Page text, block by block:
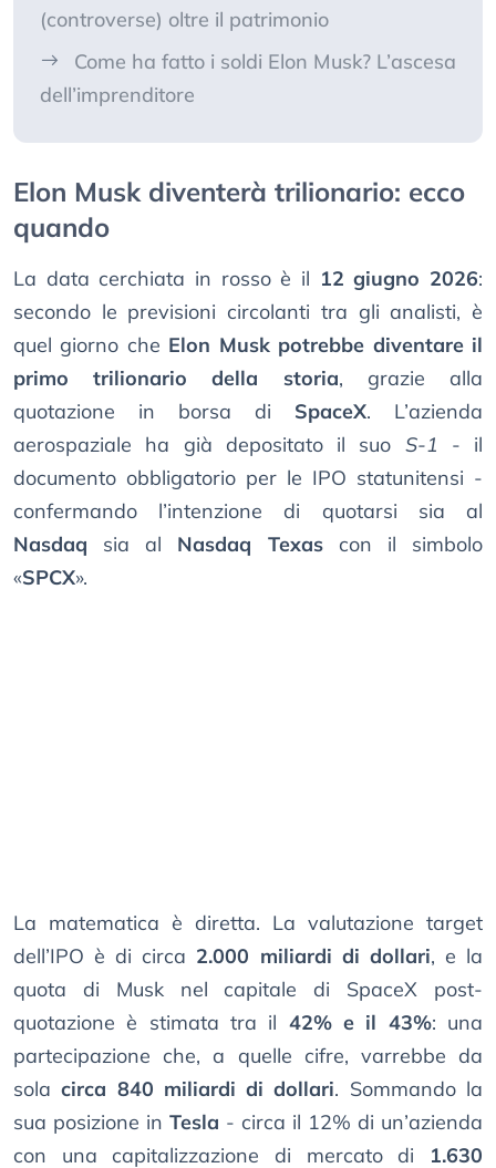
(controverse) oltre il patrimonio
Come ha fatto i soldi Elon Musk? L’ascesa
dell’imprenditore
Elon Musk diventerà trilionario: ecco
quando
La data cerchiata in rosso è il 12 giugno 2026:
secondo le previsioni circolanti tra gli analisti, è
quel giorno che Elon Musk potrebbe diventare il
primo trilionario della storia, grazie alla
quotazione in borsa di SpaceX. L’azienda
aerospaziale ha già depositato il suo S-1 - il
documento obbligatorio per le IPO statunitensi -
confermando l’intenzione di quotarsi sia al
Nasdaq sia al Nasdaq Texascon il simbolo
«SPCX».
La matematica è diretta. La valutazione target
dell’IPO è di circa 2.000 miliardi di dollari, e la
quota di Musk nel capitale di SpaceX post-
quotazione è stimata tra il 42% e il 43%: una
partecipazione che, a quelle cifre, varrebbe da
solacirca 840 miliardi di dollari. Sommando la
sua posizione in Tesla - circa il 12% di un’azienda
con una capitalizzazione di mercato di 1.630